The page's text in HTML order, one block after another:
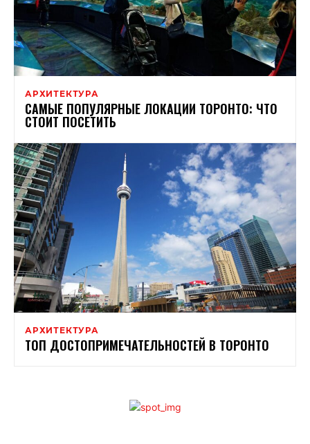
АРХИТЕКТУРА
САМЫЕ ПОПУЛЯРНЫЕ ЛОКАЦИИ ТОРОНТО: ЧТО
СТОИТ ПОСЕТИТЬ
АРХИТЕКТУРА
ТОП ДОСТОПРИМЕЧАТЕЛЬНОСТЕЙ В ТОРОНТО